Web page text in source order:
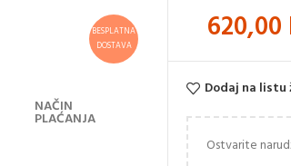
BESPLATNA
DOSTAVA
NAČIN
PLAĆANJA
620,00
Dodaj na listu
Ostvarite